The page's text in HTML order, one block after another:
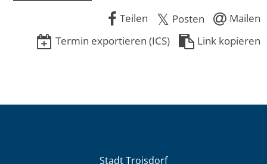
Teilen
Posten
Mailen
Termin exportieren (ICS)
Link kopieren
Stadt Troisdorf